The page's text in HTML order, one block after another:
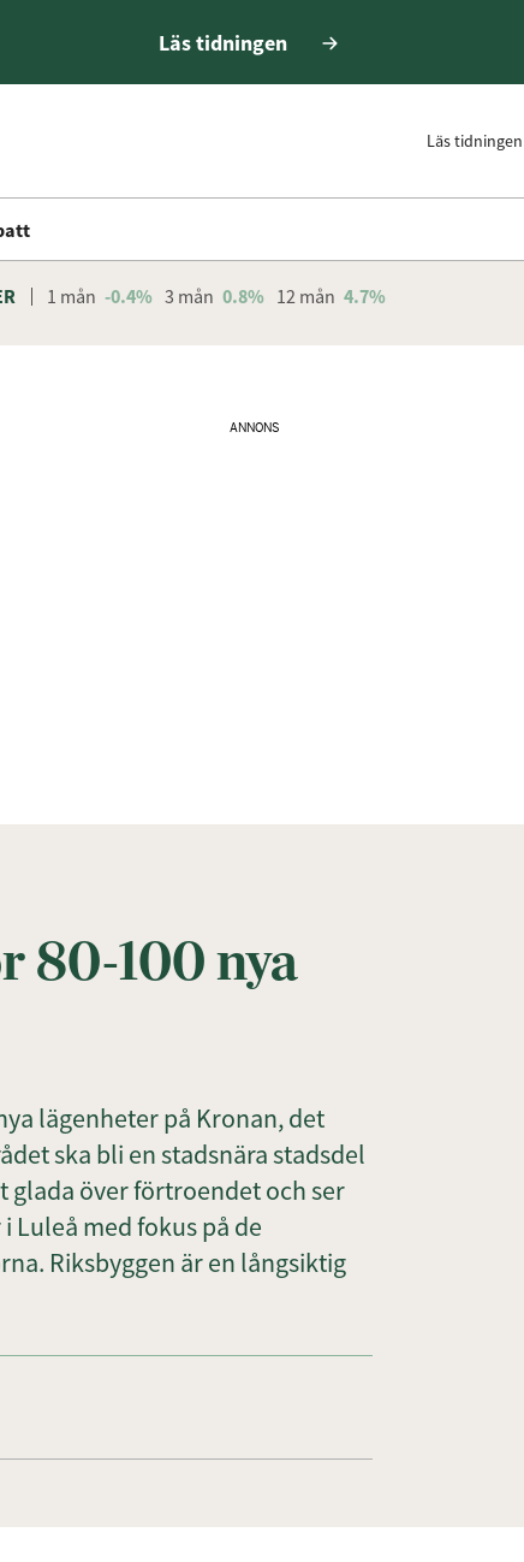
Läs tidningen
Läs tidningen
1 mån -0.4% 3 mån 0.8% 12 mån 4.7%
ANNONS
80-100 nya
lägenheter på Kronan, det
ska bli en stadsnära stadsdel
glada över förtroendet och ser
Luleå med fokus på de
Riksbyggen är en långsiktig